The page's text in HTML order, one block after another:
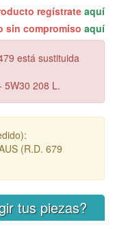
regístrate aquí
sin compromiso aquí
está sustituida
5W30 208 L.
(R.D. 679
tus piezas?